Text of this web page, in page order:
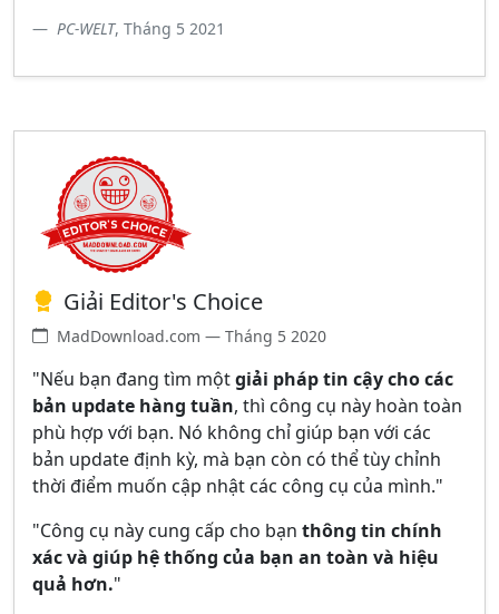
PC-WELT, Tháng 5 2021
Giải Editor's Choice
MadDownload.com — Tháng 5 2020
"Nếu bạn đang tìm mộtgiải pháp tin cậy cho các
bản update hàng tuần, thì công cụ này hoàn toàn
phù hợp với bạn. Nó không chỉ giúp bạn với các
bản update định kỳ, mà bạn còn có thể tùy chỉnh
thời điểm muốn cập nhật các công cụ của mình."
"Công cụ này cung cấp cho bạn thông tin chính
xác và giúp hệ thống của bạn an toàn và hiệu
quả hơn."